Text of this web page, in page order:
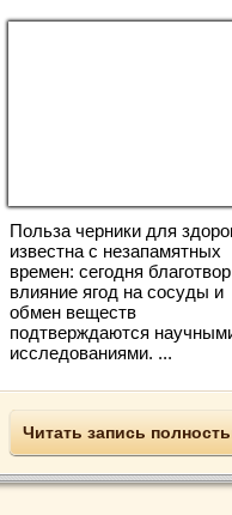
Польза черники для
известна с незапамятных
времен: сегодня
влияние ягод на сосуды и
обмен веществ
подтверждаются
исследованиями. ...
Читать запись